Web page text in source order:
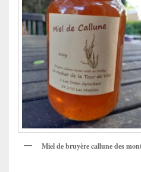
Miel de bruyère callune des